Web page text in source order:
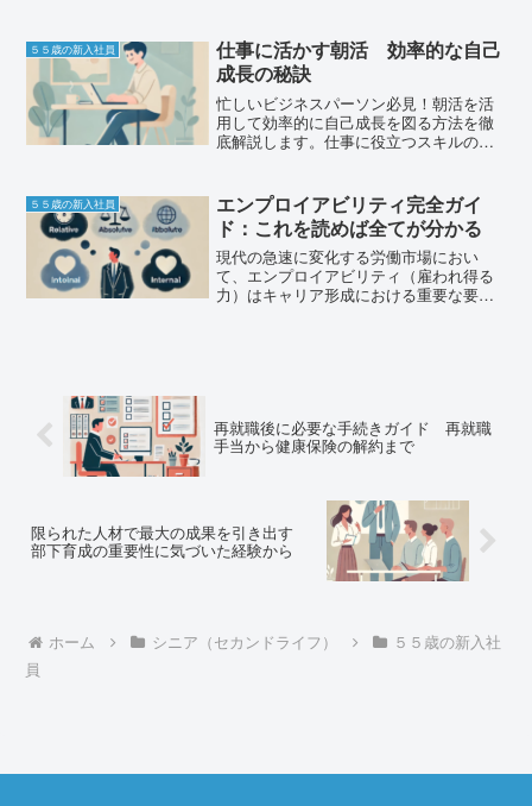
試合でした。ドジャースは山本投手、パ
ドレスはダルビッシュ投手...
５５歳の新入社員
仕事に活かす朝活 効率的な自己
成長の秘訣
忙しいビジネスパーソン必見！朝活を活
用して効率的に自己成長を図る方法を徹
底解説します。仕事に役立つスキルの習
しょう！
５５歳の新入社員
エンプロイアビリティ完全ガイ
ド：これを読めば全てが分かる
現代の急速に変化する労働市場におい
て、エンプロイアビリティ（雇われ得る
力）はキャリア形成における重要な要素
再就職後に必要な手続きガイド 再就職
手当から健康保険の解約まで
限られた人材で最大の成果を引き出す
部下育成の重要性に気づいた経験から
ホーム シニア（セカンドライフ）
５５歳の新入社
員